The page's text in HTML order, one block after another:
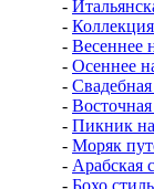
-
-
- Весеннее
- Осеннее
-
-
- Пикник
- Моряк
- Арабская
- Бохо стиль